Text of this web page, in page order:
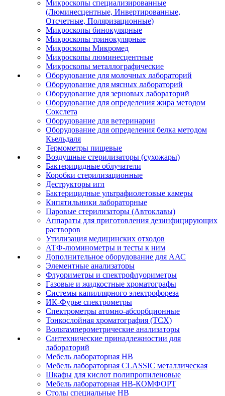
Микроскопы специализированные
(Люминесцентные, Инвертированные,
Отсчетные, Поляризационные)
Микроскопы бинокулярные
Микроскопы тринокулярные
Микроскопы Микромед
Микроскопы люминесцентные
Микроскопы металлографические
Оборудование для молочных лабораторий
Оборудование для мясных лабораторий
Оборудование для зерновых лабораторий
Оборудование для определения жира методом
Сокслета
Оборудование для ветеринарии
Оборудование для определения белка методом
Кьельдаля
Термометры пищевые
Воздушные стерилизаторы (сухожары)
Бактерицидные облучатели
Коробки стерилизационные
Деструкторы игл
Бактерицидные ультрафиолетовые камеры
Кипятильники лабораторные
Паровые стерилизаторы (Автоклавы)
Аппараты для приготовления дезинфицирующих
растворов
Утилизация медицинских отходов
АТФ-люминометры и тесты к ним
Дополнительное оборудование для ААС
Элементные анализаторы
Флуориметры и спектрофлуориметры
Газовые и жидкостные хроматографы
Системы капиллярного электрофореза
ИК-Фурье спектрометры
Спектрометры атомно-абсорбционные
Тонкослойная хроматография (ТСХ)
Вольтамперометрические анализаторы
Сантехнические принадлежностии для
лабораторий
Мебель лабораторная НВ
Мебель лабораторная CLASSIC металлическая
Шкафы для кислот полипропиленовые
Мебель лабораторная НВ-КОМФОРТ
Столы специальные НВ